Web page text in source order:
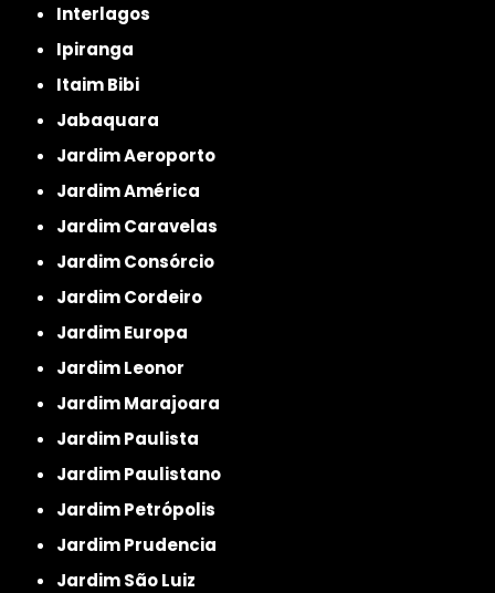
Interlagos
Ipiranga
Itaim Bibi
Jabaquara
Jardim Aeroporto
Jardim América
Jardim Caravelas
Jardim Consórcio
Jardim Cordeiro
Jardim Europa
Jardim Leonor
Jardim Marajoara
Jardim Paulista
Jardim Paulistano
Jardim Petrópolis
Jardim Prudencia
Jardim São Luiz